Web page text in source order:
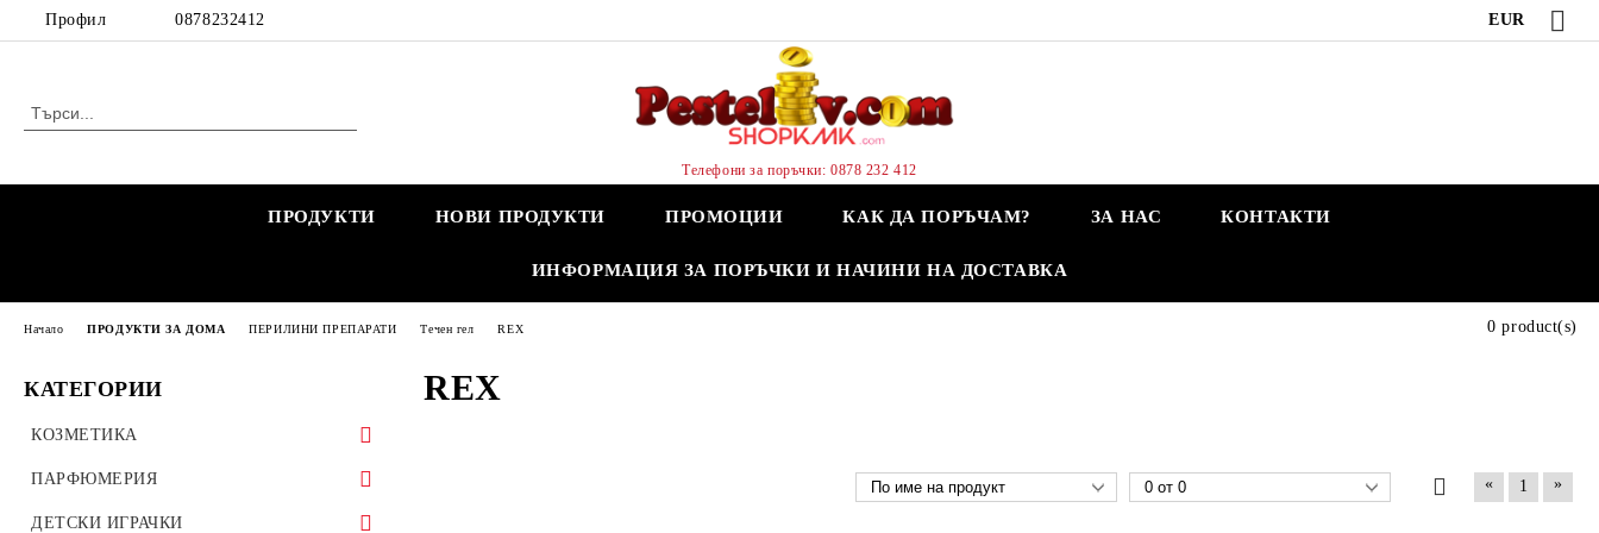
Профил 0878232412 EUR
Телефони за поръчки: 0878 232 412
ПРОДУКТИ НОВИ ПРОДУКТИ ПРОМОЦИИ КАК ДА ПОРЪЧАМ? ЗА НАС КОНТАКТИ
ИНФОРМАЦИЯ ЗА ПОРЪЧКИ И НАЧИНИ НА ДОСТАВКА
КАТЕГОРИИ
КОЗМЕТИКА
КОЗМЕТИКА ЗА ЖЕНИ
КОЗМЕТИКА ЗА БРЕМЕННИ
КОЗМЕТИКА ЗА МЪЖЕ
ПАРФЮМЕРИЯ
МАРКОВИ ПАРФЮМИ
ДЕТСКИ ИГРАЧКИ
Начало ПРОДУКТИ ЗА ДОМА ПЕРИЛИНИ ПРЕПАРАТИ Течен гел REX
REX
0 product(s)
« 1 »